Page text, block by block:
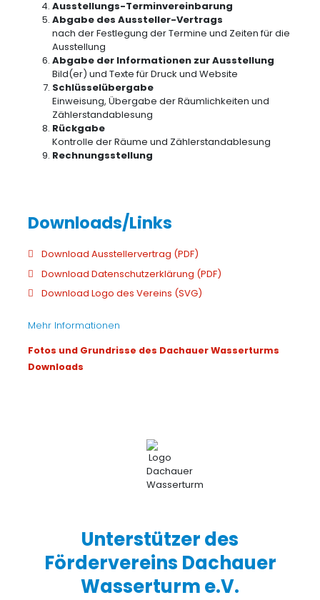
Ausstellungs-Terminvereinbarung
Abgabe des Aussteller-Vertrags
nach der Festlegung der Termine und Zeiten für die
Ausstellung
Abgabe der Informationen zur Ausstellung
Bild(er) und Texte für Druck und Website
Schlüsselübergabe
Einweisung, Übergabe der Räumlichkeiten und
Zählerstandablesung
Rückgabe
Kontrolle der Räume und Zählerstandablesung
Rechnungsstellung
Download Ausstellervertrag (PDF)
Download Datenschutzerklärung (PDF)
Download Logo des Vereins (SVG)
Mehr Informationen
Fotos und Grundrisse des Dachauer Wasserturms
Downloads
Unterstützer des
Fördervereins Dachauer
Wasserturm e.V.